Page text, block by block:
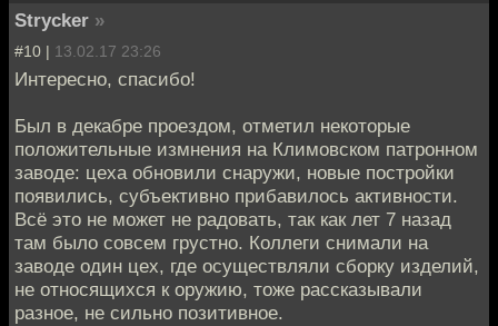
Strycker »
#10 | 13.02.17 23:26
Интересно, спасибо!
Был в декабре проездом, отметил некоторые
положительные измнения на Климовском патронном
заводе: цеха обновили снаружи, новые постройки
появились, субъективно прибавилось активности.
Всё это не может не радовать, так как лет 7 назад
там было совсем грустно. Коллеги снимали на
заводе один цех, где осуществляли сборку изделий,
не относящихся к оружию, тоже рассказывали
разное, не сильно позитивное.